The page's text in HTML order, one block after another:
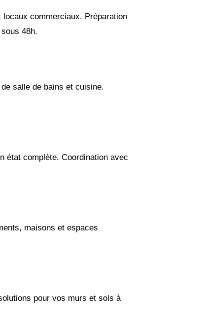
commerciaux. Préparation
48h.
salle de bains et cuisine.
état complète. Coordination avec
maisons et espaces
pour vos murs et sols à